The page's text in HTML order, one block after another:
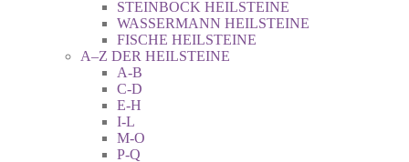
STEINBOCK HEILSTEINE
WASSERMANN HEILSTEINE
FISCHE HEILSTEINE
A–Z DER HEILSTEINE
A-B
C-D
E-H
I-L
M-O
P-Q